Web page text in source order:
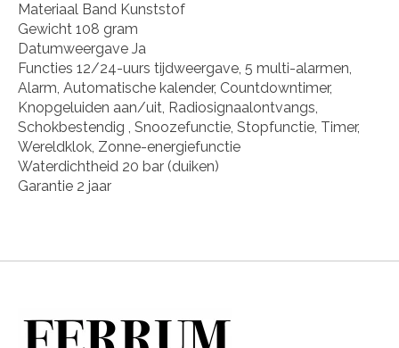
Materiaal Band Kunststof
Gewicht 108 gram
Datumweergave Ja
Functies 12/24-uurs tijdweergave, 5 multi-alarmen,
Alarm, Automatische kalender, Countdowntimer,
Knopgeluiden aan/uit, Radiosignaalontvangs,
Schokbestendig , Snoozefunctie, Stopfunctie, Timer,
Wereldklok, Zonne-energiefunctie
Waterdichtheid 20 bar (duiken)
Garantie 2 jaar